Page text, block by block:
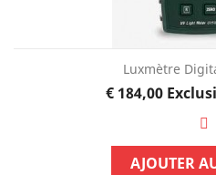
Luxmètre
€ 184,00
AJOUTER